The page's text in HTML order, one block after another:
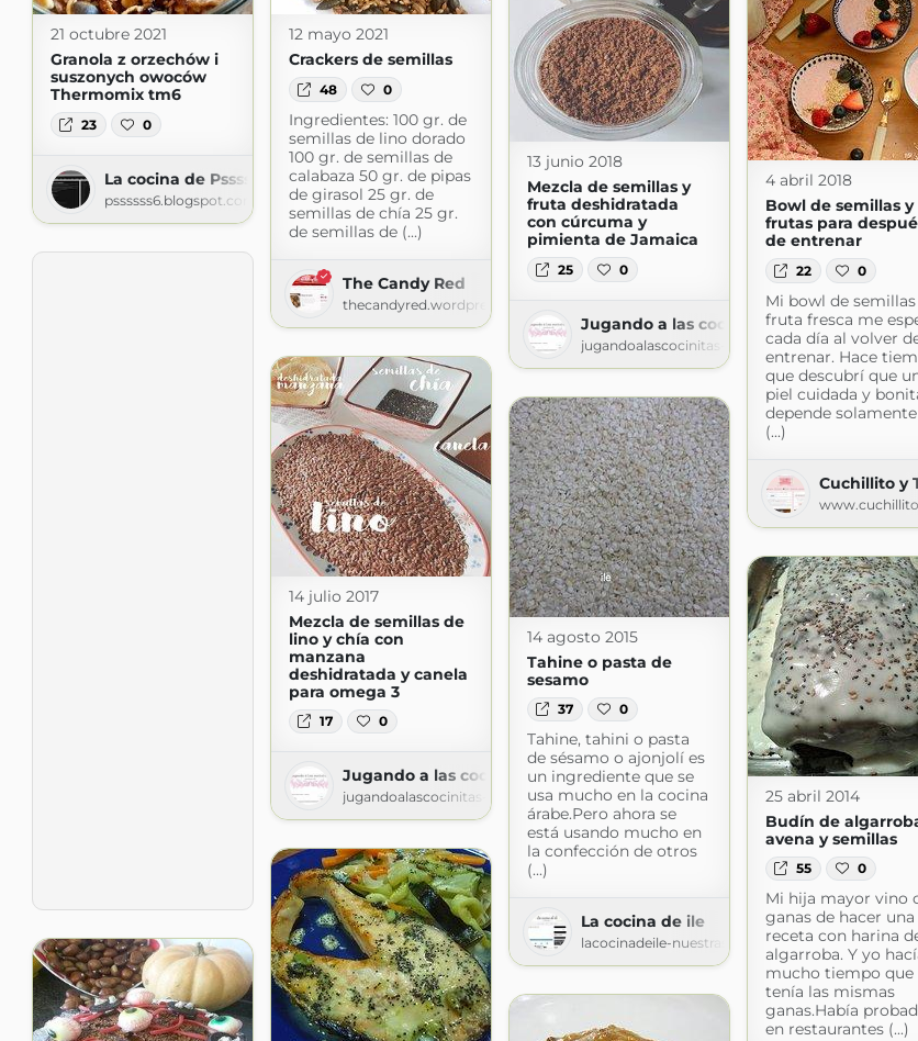
21 octubre 2021
Granola z orzechów i
suszonych owoców
Thermomix tm6
23 0
La cocina de Pssssss
pssssss6.blogspot.com
12 mayo 2021
Crackers de semillas
48 0
Ingredientes: 100 gr. de
semillas de lino dorado
100 gr. de semillas de
calabaza 50 gr. de pipas
de girasol 25 gr. de
semillas de chía 25 gr.
de semillas de (...)
The Candy Red
thecandyred.wordpress.com
13 junio 2018
Mezcla de semillas y
fruta deshidratada
con cúrcuma y
pimienta de Jamaica
25 0
Jugando a las cocinitas
jugandoalascocinitas-silvia.blogspot.com
4 abril 2018
Bowl de semillas y
frutas para
de entrenar
22 0
Mi bowl de
fruta fresca me
cada día al volver
entrenar. Hace
que descubrí que
piel cuidada y
depende
(...)
Cuchillito y
14 julio 2017
Mezcla de semillas de
lino y chía con
manzana
deshidratada y canela
para omega 3
17 0
Jugando a las cocinitas
jugandoalascocinitas-silvia.blogspot.com
14 agosto 2015
Tahine o pasta de
sesamo
37 0
Tahine, tahini o pasta
de sésamo o ajonjolí es
un ingrediente que se
usa mucho en la cocina
árabe.Pero ahora se
está usando mucho en
la confección de otros
(...)
La cocina de ile
lacocinadeile-nuestrasrecetas.blogspot.com
25 abril 2014
Budín de
avena y semillas
55 0
Mi hija mayor vino
ganas de hacer una
receta con harina
algarroba. Y yo
mucho tiempo que
tenía las mismas
ganas.Había
en restaurantes (...)